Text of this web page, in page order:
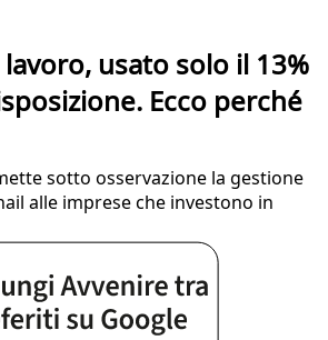
lavoro, usato solo il 13%
Ecco perché
sotto osservazione la gestione
alle imprese che investono in